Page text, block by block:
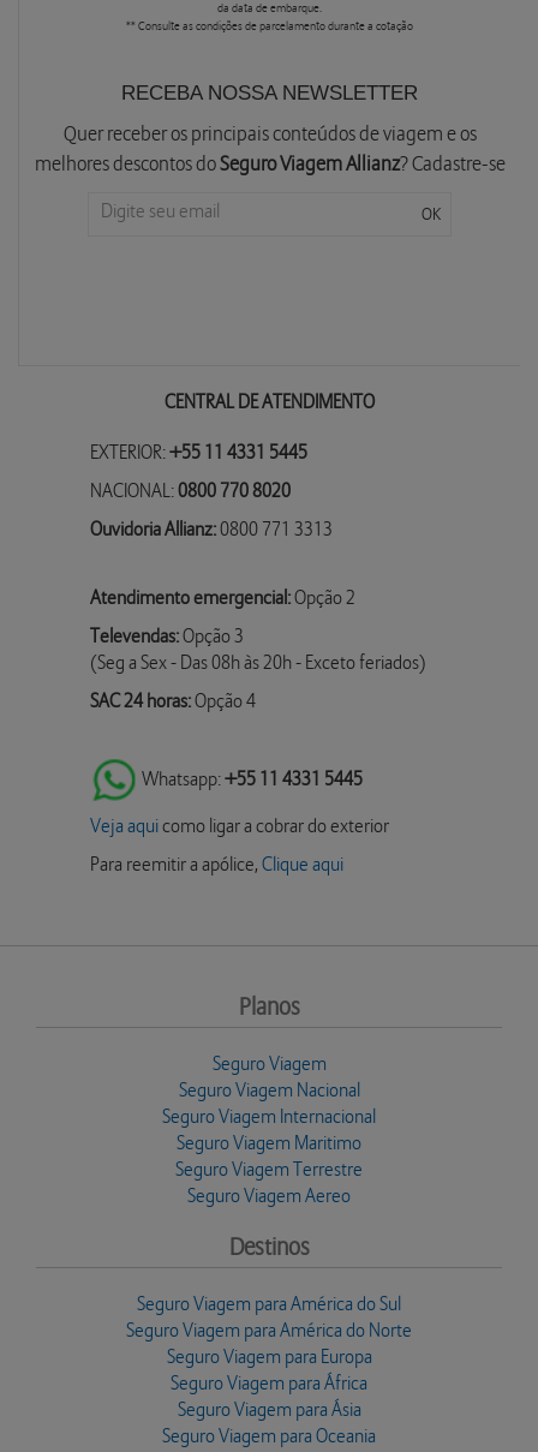
da data de embarque.
** Consulte as condições de parcelamento durante a cotação
RECEBA NOSSA NEWSLETTER
Quer receber os principais conteúdos de viagem e os
melhores descontos doSeguro Viagem Allianz? Cadastre-se
CENTRAL DE ATENDIMENTO
EXTERIOR:+55 11 4331 5445
NACIONAL:0800 770 8020
Ouvidoria Allianz:0800 771 3313
Atendimento emergencial:Opção 2
Televendas:Opção 3
(Seg a Sex - Das 08h às 20h - Exceto feriados)
SAC 24 horas:Opção 4
Whatsapp:+55 11 4331 5445
Veja aquicomo ligar a cobrar do exterior
Para reemitir a apólice,Clique aqui
Planos
Seguro Viagem
Seguro Viagem Nacional
Seguro Viagem Internacional
Seguro Viagem Maritimo
Seguro Viagem Terrestre
Seguro Viagem Aereo
Destinos
Seguro Viagem para América do Sul
Seguro Viagem para América do Norte
Seguro Viagem para Europa
Seguro Viagem para África
Seguro Viagem para Ásia
Seguro Viagem para Oceania